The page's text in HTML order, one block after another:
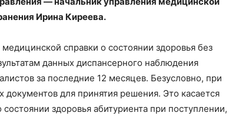
Ирина Киреева.
справки о состоянии здоровья без
данных диспансерного наблюдения
за последние 12 месяцев. Безусловно, при
для принятия решения. Это касается
здоровья абитуриента при поступлении,